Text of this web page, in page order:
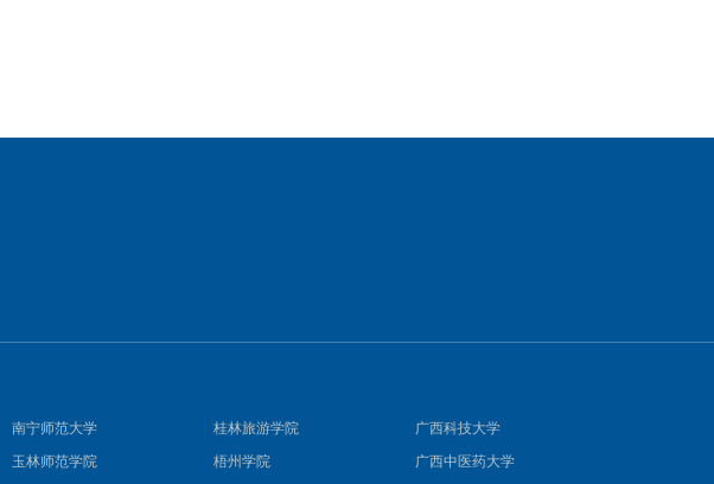
南宁师范大学 桂林旅游学院
广西科技大学
玉林师范学院 梧州学院 广西中医药大学